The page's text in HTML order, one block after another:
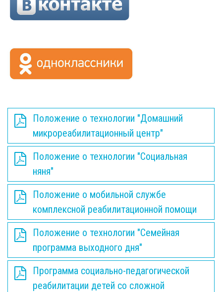
Положение о технологии "Домашний
микрореабилитационный центр"
Положение о технологии "Социальная
няня"
Положение о мобильной службе
комплексной реабилитационной помощи
Положение о технологии "Семейная
программа выходного дня"
Программа социально-педагогической
реабилитации детей со сложной